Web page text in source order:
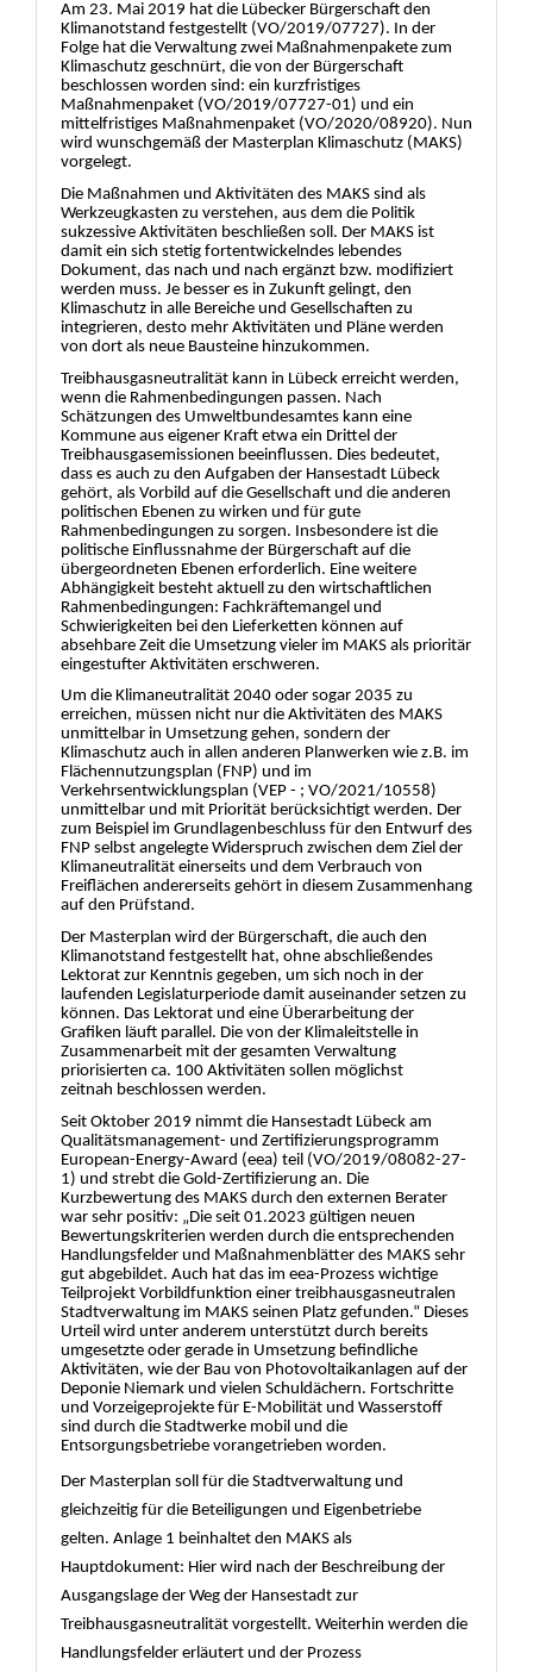
Am 23. Mai 2019 hat die Lübecker Bürgerschaft den
Klimanotstand festgestellt (VO/2019/07727). In der
Folge hat die Verwaltung zwei Maßnahmenpakete zum
Klimaschutz geschnürt, die von der Bürgerschaft
beschlossen worden sind: ein kurzfristiges
Maßnahmenpaket (VO/2019/07727-01) und ein
mittelfristiges Maßnahmenpaket (VO/2020/08920). Nun
wird wunschgemäß der Masterplan Klimaschutz (MAKS)
vorgelegt.
Die Maßnahmen und Aktivitäten des MAKS sind als
Werkzeugkasten zu verstehen, aus dem die Politik
sukzessive Aktivitäten beschließen soll. Der MAKS ist
damit ein sich stetig fortentwickelndes lebendes
Dokument, das nach und nach ergänzt bzw. modifiziert
werden muss. Je besser es in Zukunft gelingt, den
Klimaschutz in alle Bereiche und Gesellschaften zu
integrieren, desto mehr Aktivitäten und Pläne werden
von dort als neue Bausteine hinzukommen.
Treibhausgasneutralität kann in Lü beck erreicht werden,
wenn die Rahmenbedingungen passen. Nach
Schätzungen des Umweltbundesamtes kann eine
Kommune aus eigener Kraft etwa ein Drittel der
Treibhausgasemissionen beeinflussen. Dies bedeutet,
dass es auch zu den Aufgaben der Hansestadt Lü beck
gehört, als Vorbild auf die Gesellschaft und die anderen
politischen Ebenen zu wirken und für gute
Rahmenbedingungen zu sorgen. Insbesondere ist die
politische Einflussnahme der Bürgerschaft auf d ie
ü bergeordneten Ebenen erforderlich. Eine weitere
Abhängigkeit besteht aktuell zu den wirtschaftlichen
Rahmenbedingungen: Fachkräftemangel und
Schwierigkeiten bei den Lieferketten können auf
absehbare Zeit die Umsetzung vieler im MAKS als prioritär
eingestufter Aktivitäten erschweren.
Um die Klimaneutralität 2040 oder sogar 2035 zu
erreichen, müssen nicht nur die Aktivitäten des MAKS
unmittelbar in Umsetzung gehen, sondern der
Klimaschutz auch in allen anderen Planwerken wie z.B. im
Flächennutzungsplan (FNP) und im
Verkehrsentwicklungsplan (VEP - ; VO/2021/10558)
unmittelbar und mit Priorität berücksichtigt werden. Der
zum Beispiel im Grundlagenbeschluss für den Entwurf des
FNP selbst angelegte Widerspruch zwischen dem Ziel der
Klimaneutralität einerseits und dem Verbrauch von
Freiflächen andererseits gehört in diesem Zusammenhang
auf den Prüfstand.
Der Masterplan wird der Bürgerschaft, die auch den
Klimanotstand festgestellt hat, ohne abschließendes
Lektorat zur Kenntnis gegeben, um sich noch in der
laufenden Legislaturperiode damit auseinander setzen zu
können. Das Lektorat und eine Ü berarbeitung der
Grafiken läuft parallel. Die von der Klimaleitstelle in
Zusammenarbeit mit der gesamten Verwaltung
priorisierten ca. 100 Aktivitäten sollen möglichst
zeitnah beschlossen werden.
Seit Oktober 2019 nimmt die Hansestadt Lü beck am
Qualitätsmanagement- und Zertifizierungsprogramm
European-Energy-Award (eea) teil (VO/2019/08082-27-
1) und strebt die Gold-Zertifizierung an. Die
Kurzbewertung des MAKS durch den externen Berater
war sehr positiv: „Die seit 01.2023 gü ltigen neuen
Bewertungskriterien werden durch die entsprechenden
Handlungsfelder und Maßnahmenblätter des MAKS sehr
gut abgebildet. Auch hat das im eea-Prozess wichtige
Teilprojekt Vorbildfunktion einer treibhausgasneutralen
Stadtverwaltung im MAKS seinen Platz gefunden.“ Dieses
Urteil wird unter anderem unterstützt durch bereits
umgesetzte oder gerade in Umsetzung befindliche
Aktivitäten, wie der Bau von Photovoltaikanlagen auf der
Deponie Niemark und vielen Schuldächern. Fortschritte
und Vorzeigeprojekte für E-Mobilität und Wasserstoff
sind durch die Stadtwerke mobil und die
Entsorgungsbetriebe vorangetrieben worden.
Der Masterplan soll für die Stadtverwaltung und
gleichzeitig für die Beteiligungen und Eigenbetriebe
gelten. Anlage 1 beinhaltet den MAKS als
Hauptdokument: Hier wird nach der Beschreibung der
Ausgangslage der Weg der Hansestadt zur
Treibhausgasneutralität vorgestellt. Weiterhin werden die
Handlungsfelder erläutert und der Prozess